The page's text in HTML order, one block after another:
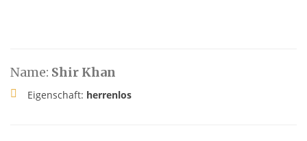
Name: Shir Khan
Eigenschaft: herrenlos